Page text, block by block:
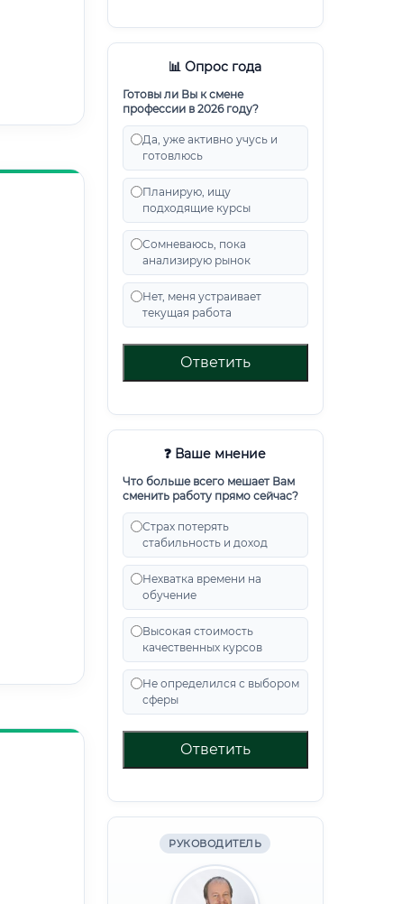
📊 Опрос года
Готовы ли Вы к смене
профессии в 2026 году?
Да, уже активно учусь и
готовлюсь
Планирую, ищу
подходящие курсы
Сомневаюсь, пока
анализирую рынок
Нет, меня устраивает
текущая работа
Ответить
❓ Ваше мнение
Что больше всего мешает Вам
сменить работу прямо сейчас?
Страх потерять
стабильность и доход
Нехватка времени на
обучение
Высокая стоимость
качественных курсов
Не определился с выбором
сферы
Ответить
РУКОВОДИТЕЛЬ